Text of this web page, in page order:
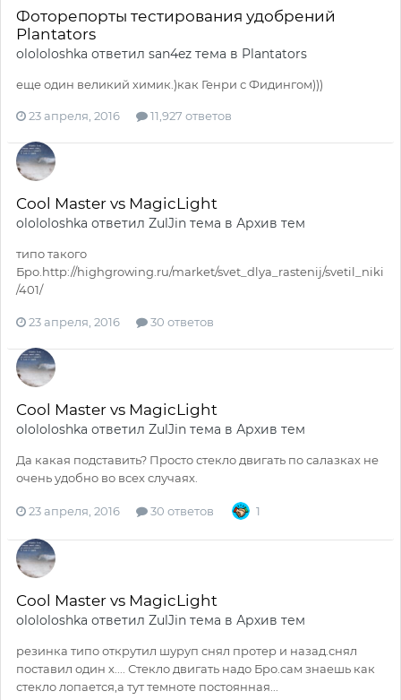
Фоторепорты тестирования удобрений
Plantators
olololoshka ответил san4ez тема в Plantators
еще один великий химик.)как Генри с Фидингом)))
23 апреля, 2016 11,927 ответов
Cool Master vs MagicLight
olololoshka ответил ZulJin тема в Архив тем
типо такого
Бро.http://highgrowing.ru/market/svet_dlya_rastenij/svetil_niki
/401/
23 апреля, 2016 30 ответов
Cool Master vs MagicLight
olololoshka ответил ZulJin тема в Архив тем
Да какая подставить? Просто стекло двигать по салазках не
очень удобно во всех случаях.
23 апреля, 2016 30 ответов 1
Cool Master vs MagicLight
olololoshka ответил ZulJin тема в Архив тем
резинка типо открутил шуруп снял протер и назад.снял
поставил один х.... Стекло двигать надо Бро.сам знаешь как
стекло лопается,а тут темноте постоянная...